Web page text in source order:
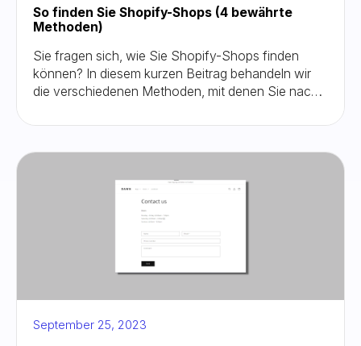
So finden Sie Shopify-Shops (4 bewährte
Methoden)
Sie fragen sich, wie Sie Shopify-Shops finden
können? In diesem kurzen Beitrag behandeln wir
die verschiedenen Methoden, mit denen Sie nach
Design und Ihre Marketingkampagnen inspirieren
September 25, 2023